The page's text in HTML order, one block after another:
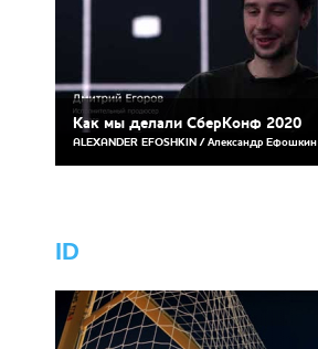
Как мы делали СберКонф 2020
ALEXANDER EFOSHKIN / Александр Ефошкин
ID